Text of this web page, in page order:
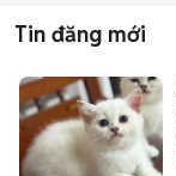
Tin đăng mới